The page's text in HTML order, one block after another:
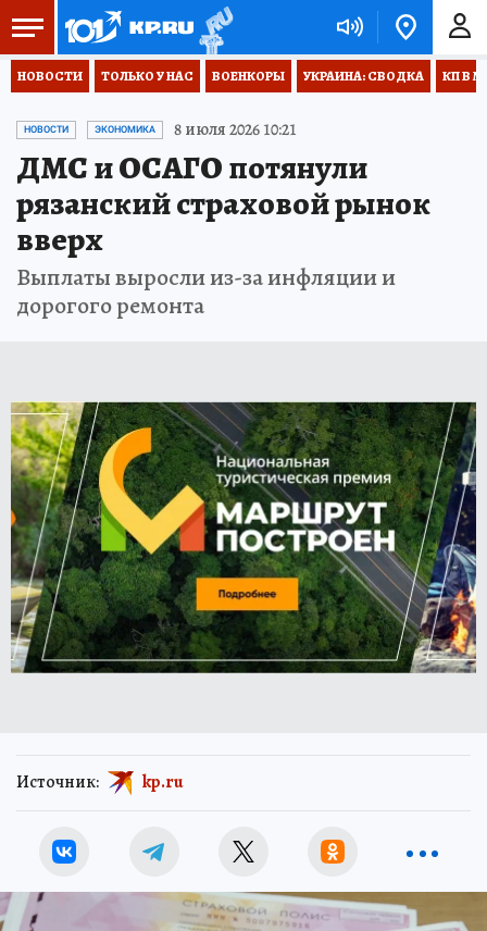
НОВОСТИ ТОЛЬКО У НАС ВОЕНКОРЫ УКРАИНА: СВОДКА КП В
НОВОСТИ ЭКОНОМИКА 8 июля 2026 10:21
ДМС и ОСАГО потянули
рязанский страховой рынок
вверх
Выплаты выросли из-за инфляции и
дорогого ремонта
Источник: kp.ru